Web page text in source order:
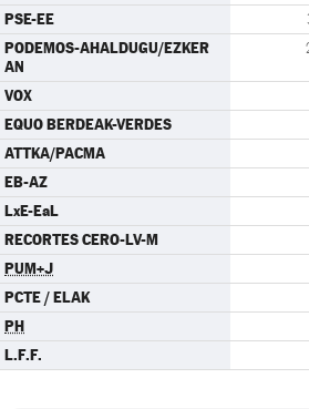
PSE-EE
PODEMOS-AHALDUGU/EZKER
AN
VOX
EQUO BERDEAK-VERDES
ATTKA/PACMA
EB-AZ
LxE-EaL
RECORTES CERO-LV-M
PUM+J
PCTE / ELAK
PH
L.F.F.